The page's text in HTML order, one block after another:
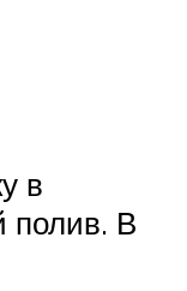
в
полив. В